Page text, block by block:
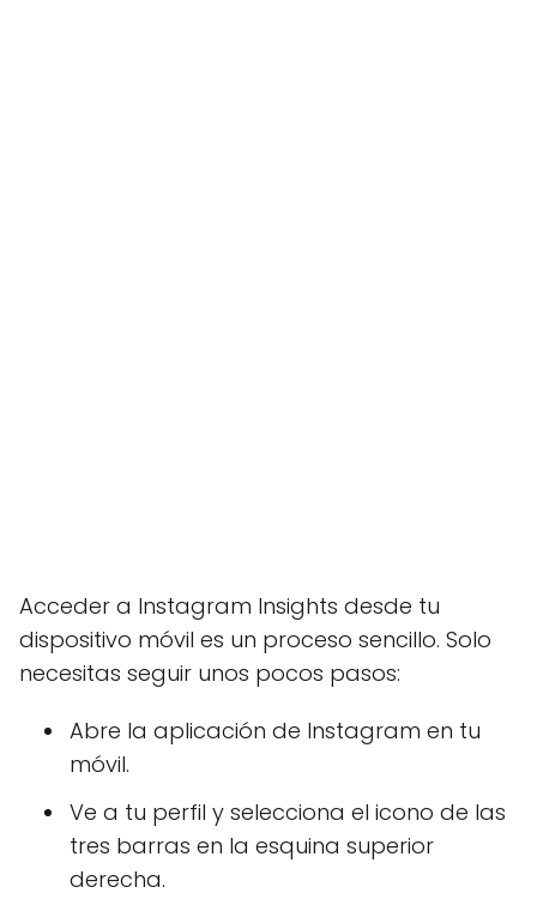
Acceder a Instagram Insights desde tu
dispositivo móvil es un proceso sencillo. Solo
necesitas seguir unos pocos pasos:
Abre la aplicación de Instagram en tu
móvil.
Ve a tu perfil y selecciona el icono de las
tres barras en la esquina superior
derecha.